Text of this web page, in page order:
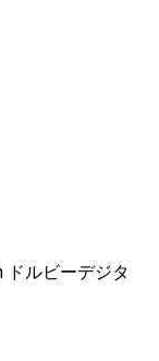
ドルビーデジタ